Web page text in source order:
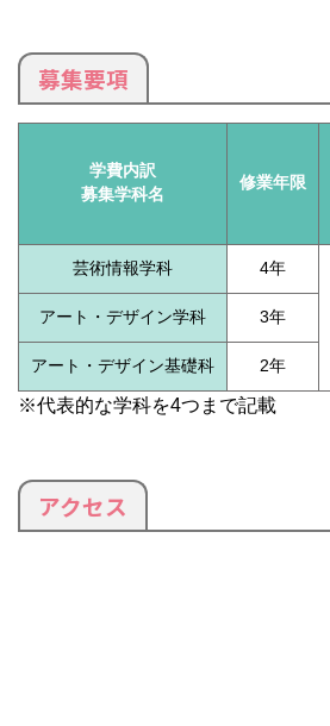
募集要項
学費内訳
募集学科名
修業年限
芸術情報学科 4年
アート・デザイン学科 3年
アート・デザイン基礎科 2年
※代表的な学科を4つまで記載
アクセス